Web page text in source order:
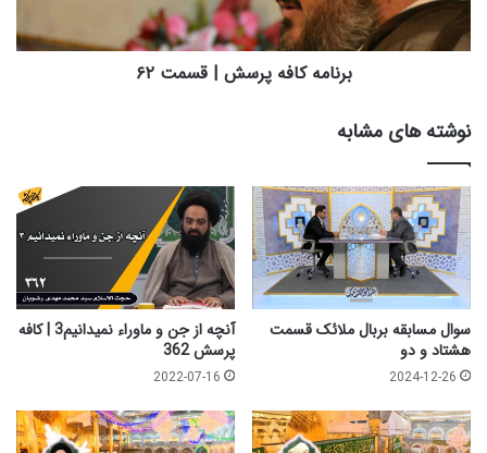
برنامه کافه پرسش | قسمت ۶۲
نوشته های مشابه
سوال مسابقه بربال ملائک قسمت
هشتاد و دو
2024-12-26
آنچه از جن و ماوراء نمیدانیم3 | کافه
پرسش 362
2022-07-16